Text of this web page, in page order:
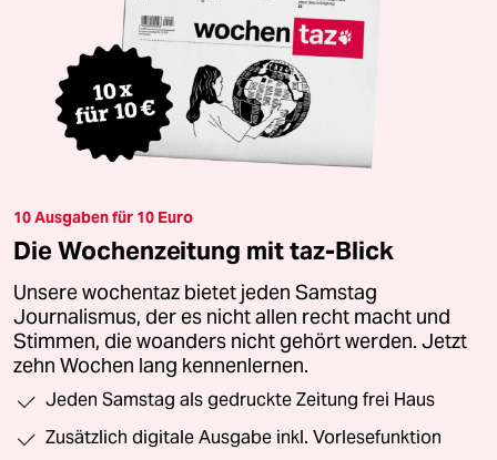
10 Ausgaben für 10 Euro
Die Wochenzeitung mit taz-Blick
Unsere wochentaz bietet jeden Samstag
Journalismus, der es nicht allen recht macht und
Stimmen, die woanders nicht gehört werden. Jetzt
zehn Wochen lang kennenlernen.
Jeden Samstag als gedruckte Zeitung frei Haus
Zusätzlich digitale Ausgabe inkl. Vorlesefunktion